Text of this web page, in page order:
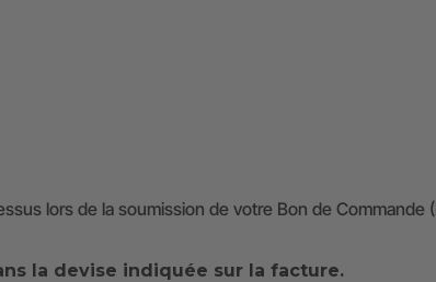
lors de la soumission de votre Bon de Commande
la devise indiquée sur la facture.